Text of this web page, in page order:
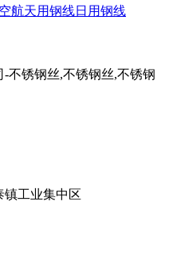
航天用钢线日用钢线
不锈钢丝,不锈钢丝,不锈钢
镇工业集中区